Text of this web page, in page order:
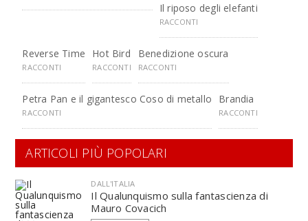
Il riposo degli elefanti
RACCONTI
Reverse Time
RACCONTI
Hot Bird
RACCONTI
Benedizione oscura
RACCONTI
Petra Pan e il gigantesco Coso di metallo
RACCONTI
Brandia
RACCONTI
ARTICOLI PIÙ POPOLARI
DALL'ITALIA
Il Qualunquismo sulla fantascienza di
Mauro Covacich